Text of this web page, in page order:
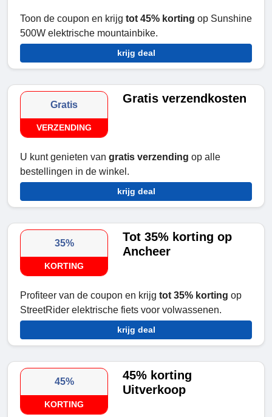
Toon de coupon en krijg tot 45% korting op Sunshine
500W elektrische mountainbike.
krijg deal
Gratis
VERZENDING
Gratis verzendkosten
U kunt genieten van gratis verzending op alle
bestellingen in de winkel.
krijg deal
35%
KORTING
Tot 35% korting op
Ancheer
Profiteer van de coupon en krijg tot 35% korting op
StreetRider elektrische fiets voor volwassenen.
krijg deal
45%
KORTING
45% korting
Uitverkoop